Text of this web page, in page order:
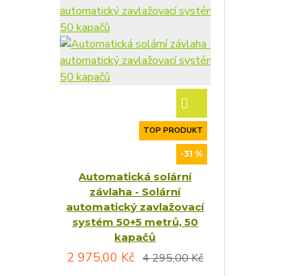
TOP PRODUKT
-31 %
Automatická solární
závlaha - Solární
automatický zavlažovací
systém 50+5 metrů, 50
kapačů
2 975,00 Kč 4 295,00 Kč